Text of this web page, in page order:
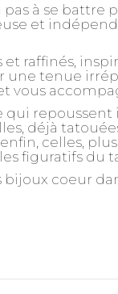
à se battre
et
raffinés,
une tenue
vous
qui
déjà
celles,
figuratifs du
bijoux coeur